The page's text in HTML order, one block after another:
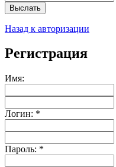
Выслать
Назад к авторизации
Регистрация
Имя:
Логин: *
Пароль: *